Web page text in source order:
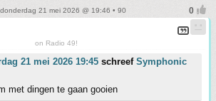
donderdag 21 mei 2026 @ 19:46 • 90
on Radio 49!
21 mei 2026 19:45 schreef Symphonic
met dingen te gaan gooien